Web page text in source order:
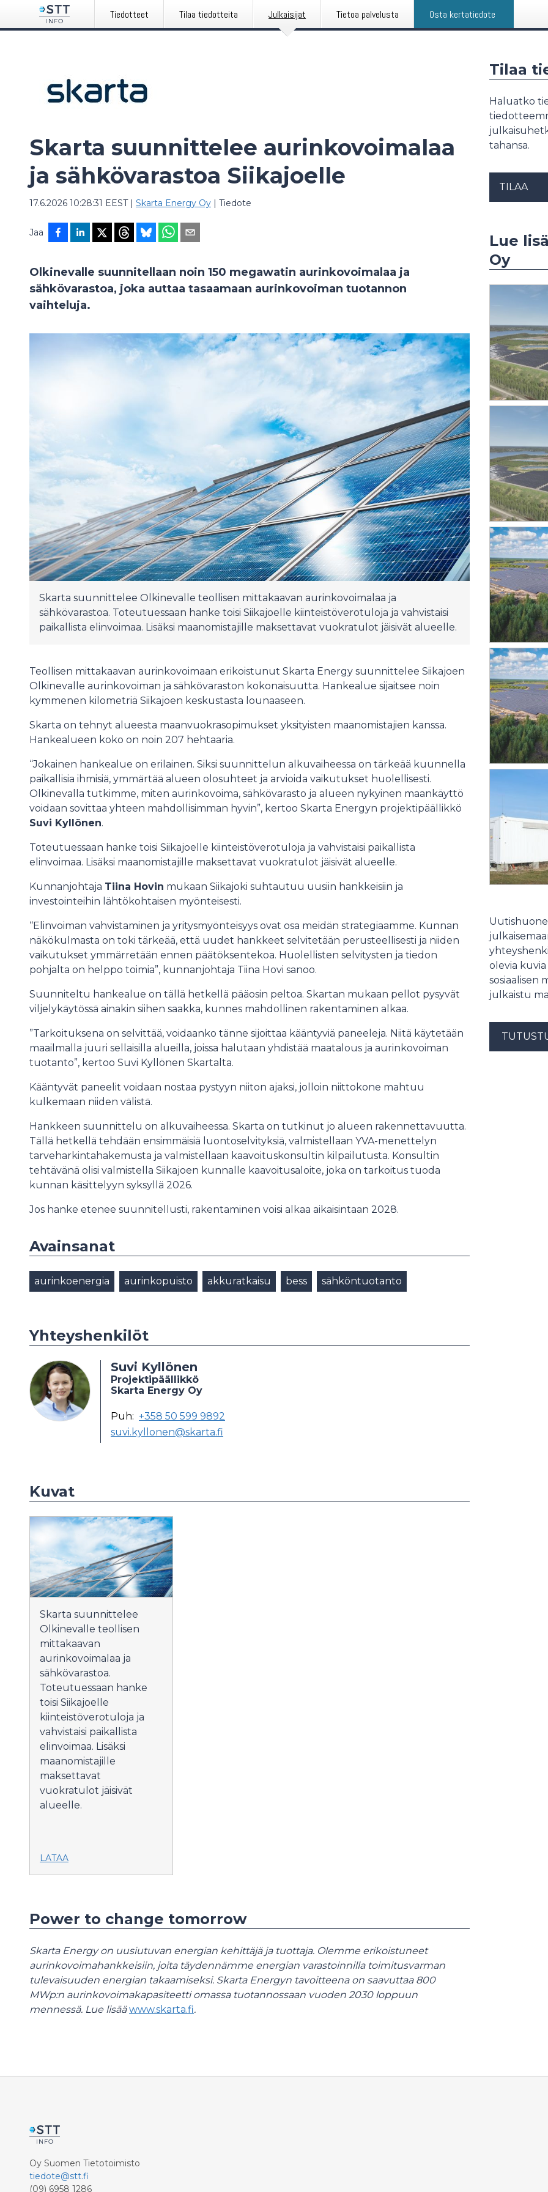
Tiedotteet Tilaa tiedotteita Julkaisijat Tietoa palvelusta Osta kertatiedote
Skarta suunnittelee aurinkovoimalaa
ja sähkövarastoa Siikajoelle
17.6.2026 10:28:31 EEST| Skarta Energy Oy | Tiedote
Jaa
Olkinevalle suunnitellaan noin 150 megawatin aurinkovoimalaa ja
sähkövarastoa, joka auttaa tasaamaan aurinkovoiman tuotannon
vaihteluja.
Skarta suunnittelee Olkinevalle teollisen mittakaavan aurinkovoimalaa ja
sähkövarastoa. Toteutuessaan hanke toisi Siikajoelle kiinteistöverotuloja ja vahvistaisi
paikallista elinvoimaa. Lisäksi maanomistajille maksettavat vuokratulot jäisivät alueelle.
Teollisen mittakaavan aurinkovoimaan erikoistunut Skarta Energy suunnittelee Siikajoen
Olkinevalle aurinkovoiman ja sähkövaraston kokonaisuutta. Hankealue sijaitsee noin
kymmenen kilometriä Siikajoen keskustasta lounaaseen.
Skarta on tehnyt alueesta maanvuokrasopimukset yksityisten maanomistajien kanssa.
Hankealueen koko on noin 207 hehtaaria.
“Jokainen hankealue on erilainen. Siksi suunnittelun alkuvaiheessa on tärkeää kuunnella
paikallisia ihmisiä, ymmärtää alueen olosuhteet ja arvioida vaikutukset huolellisesti.
Olkinevalla tutkimme, miten aurinkovoima, sähkövarasto ja alueen nykyinen maankäyttö
voidaan sovittaa yhteen mahdollisimman hyvin”, kertoo Skarta Energyn projektipäällikkö
Suvi Kyllönen.
Toteutuessaan hanke toisi Siikajoelle kiinteistöverotuloja ja vahvistaisi paikallista
elinvoimaa. Lisäksi maanomistajille maksettavat vuokratulot jäisivät alueelle.
Kunnanjohtaja Tiina Hovin mukaan Siikajoki suhtautuu uusiin hankkeisiin ja
investointeihin lähtökohtaisen myönteisesti.
“Elinvoiman vahvistaminen ja yritysmyönteisyys ovat osa meidän strategiaamme. Kunnan
näkökulmasta on toki tärkeää, että uudet hankkeet selvitetään perusteellisesti ja niiden
vaikutukset ymmärretään ennen päätöksentekoa. Huolellisten selvitysten ja tiedon
pohjalta on helppo toimia”, kunnanjohtaja Tiina Hovi sanoo.
Suunniteltu hankealue on tällä hetkellä pääosin peltoa. Skartan mukaan pellot pysyvät
viljelykäytössä ainakin siihen saakka, kunnes mahdollinen rakentaminen alkaa.
”Tarkoituksena on selvittää, voidaanko tänne sijoittaa kääntyviä paneeleja. Niitä käytetään
maailmalla juuri sellaisilla alueilla, joissa halutaan yhdistää maatalous ja aurinkovoiman
tuotanto”, kertoo Suvi Kyllönen Skartalta.
Kääntyvät paneelit voidaan nostaa pystyyn niiton ajaksi, jolloin niittokone mahtuu
kulkemaan niiden välistä.
Hankkeen suunnittelu on alkuvaiheessa. Skarta on tutkinut jo alueen rakennettavuutta.
Tällä hetkellä tehdään ensimmäisiä luontoselvityksiä, valmistellaan YVA-menettelyn
tarveharkintahakemusta ja valmistellaan kaavoituskonsultin kilpailutusta. Konsultin
tehtävänä olisi valmistella Siikajoen kunnalle kaavoitusaloite, joka on tarkoitus tuoda
kunnan käsittelyyn syksyllä 2026.
Jos hanke etenee suunnitellusti, rakentaminen voisi alkaa aikaisintaan 2028.
Avainsanat
aurinkoenergia aurinkopuisto akkuratkaisu bess sähköntuotanto
Yhteyshenkilöt
Suvi Kyllönen
Projektipäällikkö
Skarta Energy Oy
Puh: +358 50 599 9892
suvi.kyllonen@skarta.fi
Kuvat
Skarta suunnittelee
Olkinevalle teollisen
mittakaavan
aurinkovoimalaa ja
sähkövarastoa.
Toteutuessaan hanke
toisi Siikajoelle
kiinteistöverotuloja ja
vahvistaisi paikallista
elinvoimaa. Lisäksi
maanomistajille
maksettavat
vuokratulot jäisivät
alueelle.
LATAA
Power to change tomorrow
Skarta Energy on uusiutuvan energian kehittäjä ja tuottaja. Olemme erikoistuneet
aurinkovoimahankkeisiin, joita täydennämme energian varastoinnilla toimitusvarman
tulevaisuuden energian takaamiseksi. Skarta Energyn tavoitteena on saavuttaa 800
MWp:n aurinkovoimakapasiteetti omassa tuotannossaan vuoden 2030 loppuun
mennessä. Lue lisääwww.skarta.fi.
Tilaa
Haluatko
tahansa.
TILAA
Lue
Oy
olevia
sosiaalisen
julkaistu
Oy Suomen Tietotoimisto
tiedote@stt.fi
(09) 6958 1286